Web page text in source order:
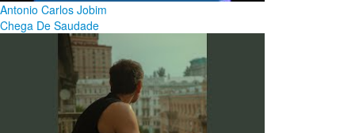
Antonio Carlos Jobim
Chega De Saudade